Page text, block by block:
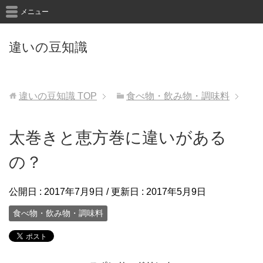
違いの豆知識
メニュー
違いの豆知識 TOP 食べ物・飲み物・調味料
太巻きと恵方巻に違いがある
の？
公開日 : 2017年7月9日 / 更新日 : 2017年5月9日
食べ物・飲み物・調味料